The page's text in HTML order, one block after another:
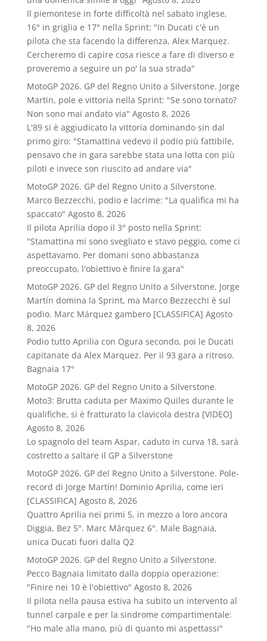
Il piemontese in forte difficoltà nel sabato inglese,
16° in griglia e 17° nella Sprint: "In Ducati c'è un
pilota che sta facendo la differenza, Alex Marquez.
Cercheremo di capire cosa riesce a fare di diverso e
proveremo a seguire un po' la sua strada"
MotoGP 2026. GP del Regno Unito a Silverstone. Jorge
Martin, pole e vittoria nella Sprint: "Se sono tornato?
Non sono mai andato via" Agosto 8, 2026
L'89 si è aggiudicato la vittoria dominando sin dal
primo giro: "Stamattina vedevo il podio più fattibile,
pensavo che in gara sarebbe stata una lotta con più
piloti e invece son riuscito ad andare via"
MotoGP 2026. GP del Regno Unito a Silverstone.
Marco Bezzecchi, podio e lacrime: "La qualifica mi ha
spaccato" Agosto 8, 2026
Il pilota Aprilia dopo il 3° posto nella Sprint:
"Stamattina mi sono svegliato e stavo peggio, come ci
aspettavamo. Per domani sono abbastanza
preoccupato, l'obiettivo è finire la gara"
MotoGP 2026. GP del Regno Unito a Silverstone. Jorge
Martín domina la Sprint, ma Marco Bezzecchi è sul
podio. Marc Márquez gambero [CLASSIFICA] Agosto
8, 2026
Podio tutto Aprilia con Ogura secondo, poi le Ducati
capitanate da Alex Marquez. Per il 93 gara a ritroso.
Bagnaia 17°
MotoGP 2026. GP del Regno Unito a Silverstone.
Moto3: Brutta caduta per Maximo Quiles durante le
qualifiche, si è fratturato la clavicola destra [VIDEO]
Agosto 8, 2026
Lo spagnolo del team Aspar, caduto in curva 18, sarà
costretto a saltare il GP a Silverstone
MotoGP 2026. GP del Regno Unito a Silverstone. Pole-
record di Jorge Martín! Dominio Aprilia, come ieri
[CLASSIFICA] Agosto 8, 2026
Quattro Aprilia nei primi 5, in mezzo a loro ancora
Diggia, Bez 5°. Marc Márquez 6°. Male Bagnaia,
unica Ducati fuori dalla Q2
MotoGP 2026. GP del Regno Unito a Silverstone.
Pecco Bagnaia limitato dalla doppia operazione:
"Finire nei 10 è l'obiettivo" Agosto 8, 2026
Il pilota nella pausa estiva ha subito un intervento al
tunnel carpale e per la sindrome compartimentale:
"Ho male alla mano, più di quanto mi aspettassi"